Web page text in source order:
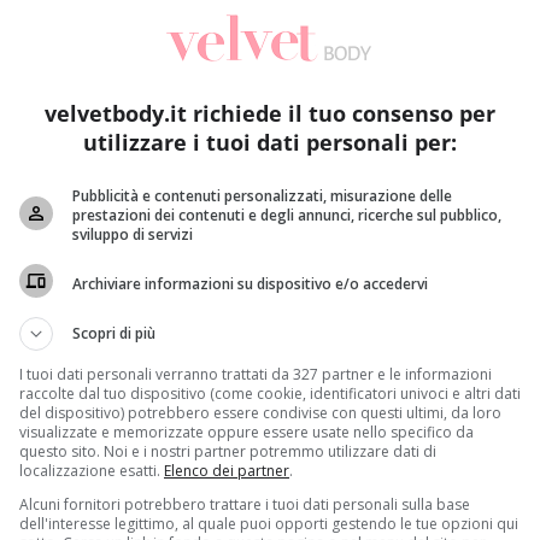
e dipendenze nel corso di un’intervista rilasciata a Vanity
mondo del porno per amore dei suoi figli: non voleva che
troppo pesante e la soluzione non gli faceva
tipo (“donne, trans, vecchie”). Ecco perché ha fatto
ela partecipazione all’Isola dei Famosiaveva
LA FRANCIA).
: “All’Isola dei Famosi tutte le notti ho guardato in
. Pensavo che quell’esperienza mi avesse purificato e,
velvetbody.it richiede il tuo consenso per
utilizzare i tuoi dati personali per:
Pubblicità e contenuti personalizzati, misurazione delle
prestazioni dei contenuti e degli annunci, ricerche sul pubblico,
sviluppo di servizi
Archiviare informazioni su dispositivo e/o accedervi
Scopri di più
I tuoi dati personali verranno trattati da 327 partner e le informazioni
raccolte dal tuo dispositivo (come cookie, identificatori univoci e altri dati
del dispositivo) potrebbero essere condivise con questi ultimi, da loro
visualizzate e memorizzate oppure essere usate nello specifico da
questo sito. Noi e i nostri partner potremmo utilizzare dati di
localizzazione esatti. Elenco dei partner.
Alcuni fornitori potrebbero trattare i tuoi dati personali sulla base
dell'interesse legittimo, al quale puoi opporti gestendo le tue opzioni qui